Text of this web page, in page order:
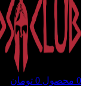
0 محصول 0 تومان